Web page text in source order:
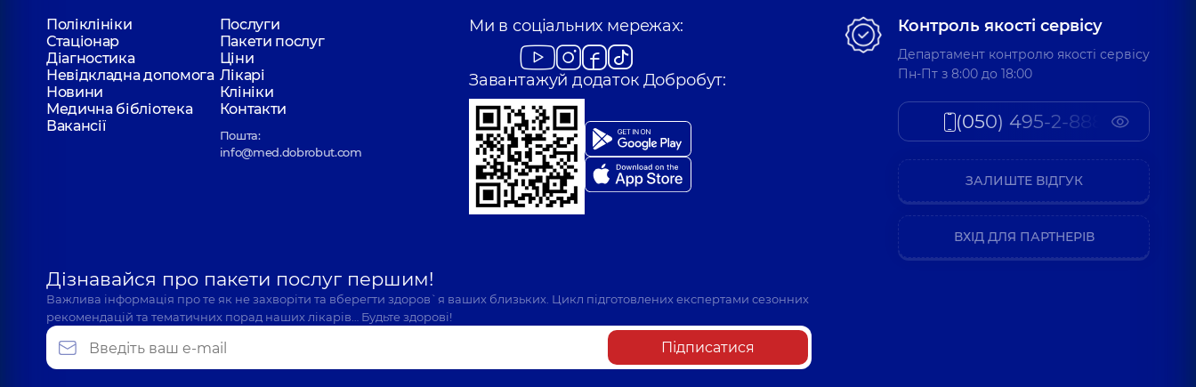
Поліклініки
Послуги
Стаціонар
Пакети послуг
Діагностика
Ціни
Невідкладна допомога Лікарі
Новини
Клініки
Медична бібліотека
Контакти
Вакансії
Пошта:
info@med.dobrobut.com
Ми в соціальних мережах:
Завантажуй додаток Добробут:
Дізнавайся про пакети послуг першим!
Важлива інформація про те як не захворіти та вберегти здоров`я ваших близьких. Цикл підготовлених експертами сезонних
рекомендацій та тематичних порад наших лікарів… Будьте здорові!
Підписатися
Контроль якості сервісу
Департамент контролю якості сервісу
Пн-Пт з 8:00 до 18:00
(050) 495-2-888
ЗАЛИШТЕ ВІДГУК
ВХІД ДЛЯ ПАРТНЕРІВ